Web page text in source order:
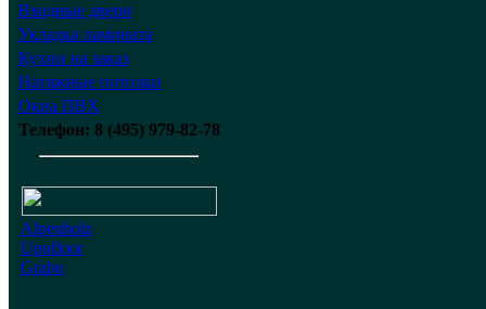
Входные двери
Укладка ламината
Кухни на заказ
Натяжные потолки
Окна ПВХ
Телефон: 8 (495) 979-82-78
Alpenholz
Upofloor
Grabo